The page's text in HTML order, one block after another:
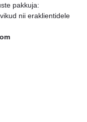
pakkuja:
nii eraklientidele